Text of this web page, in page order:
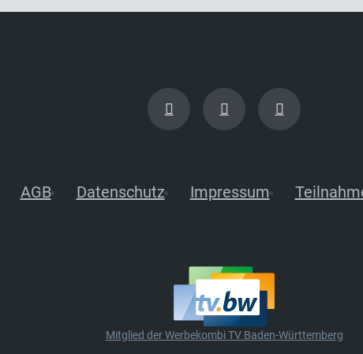
AGB Datenschutz Impressum
Mitglied der Werbekombi TV Baden-Württemberg